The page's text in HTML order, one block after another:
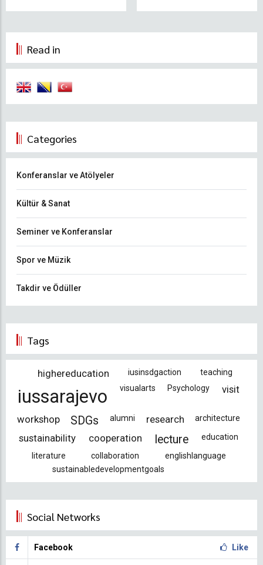
Read in
Categories
Konferanslar ve Atölyeler
Kültür & Sanat
Seminer ve Konferanslar
Spor ve Müzik
Takdir ve Ödüller
Tags
highereducation iusinsdgaction teaching
iussarajevo visualarts Psychology visit
workshop SDGs alumni research architecture
sustainability cooperation lecture
education
literature
collaboration
englishlanguage
sustainabledevelopmentgoals
Social Networks
Facebook Like